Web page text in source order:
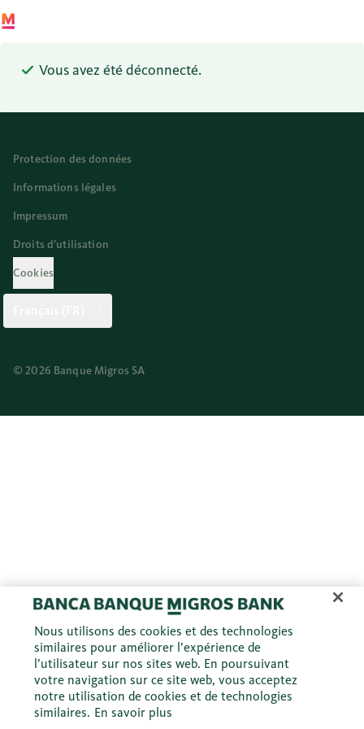
Vous avez été déconnecté.
Protection des données
Informations légales
Impressum
Droits d’utilisation
Cookies
© 2026 Banque Migros SA
Nous utilisons des cookies et des technologies
similaires pour améliorer l’expérience de
l’utilisateur sur nos sites web. En poursuivant
votre navigation sur ce site web, vous acceptez
notre utilisation de cookies et de technologies
similaires. En savoir plus